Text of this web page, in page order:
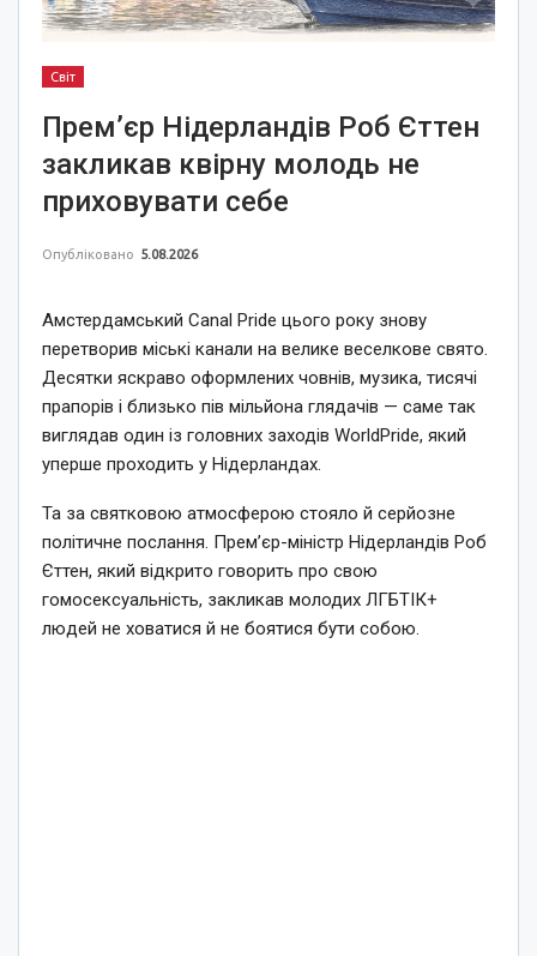
Світ
Прем’єр Нідерландів Роб Єттен
закликав квірну молодь не
приховувати себе
Опубліковано 5.08.2026
Амстердамський Canal Pride цього року знову
перетворив міські канали на велике веселкове свято.
Десятки яскраво оформлених човнів, музика, тисячі
прапорів і близько пів мільйона глядачів — саме так
виглядав один із головних заходів WorldPride, який
уперше проходить у Нідерландах.
Та за святковою атмосферою стояло й серйозне
політичне послання. Прем’єр-міністр Нідерландів Роб
Єттен, який відкрито говорить про свою
гомосексуальність, закликав молодих ЛГБТІК+
людей не ховатися й не боятися бути собою.